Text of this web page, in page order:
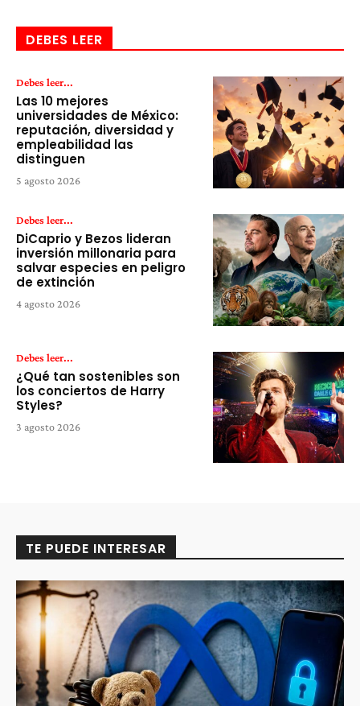
DEBES LEER
Debes leer...
Las 10 mejores
universidades de México:
reputación, diversidad y
empleabilidad las
distinguen
5 agosto 2026
Debes leer...
DiCaprio y Bezos lideran
inversión millonaria para
salvar especies en peligro
de extinción
4 agosto 2026
Debes leer...
¿Qué tan sostenibles son
los conciertos de Harry
Styles?
3 agosto 2026
TE PUEDE INTERESAR